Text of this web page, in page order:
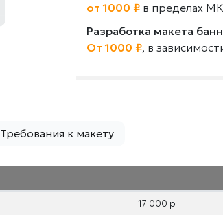
от 1000 ₽в пределах
Разработка макета
От 1000 ₽, в
Требования к макету
17 000 р